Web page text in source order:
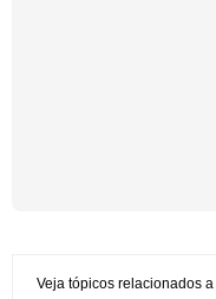
Veja tópicos relacionados a